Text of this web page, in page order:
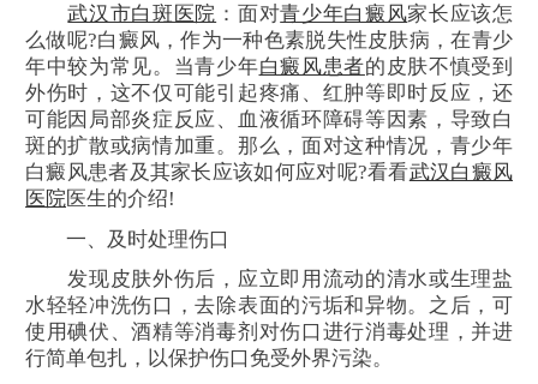
武汉市白斑医院 ：面对青少年白癜风家长应该怎
么做呢?白癜风，作为一种色素脱失性皮肤病，在青少
年中较为常见。当青少年白癜风患者的皮肤不慎受到
外伤时，这不仅可能引起疼痛、红肿等即时反应，还
可能因局部炎症反应、血液循环障碍等因素，导致白
斑的扩散或病情加重。那么，面对这种情况，青少年
白癜风患者及其家长应该如何应对呢?看看武汉白癜风
医院医生的介绍!
一、及时处理伤口
发现皮肤外伤后，应立即用流动的清水或生理盐
水轻轻冲洗伤口，去除表面的污垢和异物。之后，可
使用碘伏、酒精等消毒剂对伤口进行消毒处理，并进
行简单包扎，以保护伤口免受外界污染。